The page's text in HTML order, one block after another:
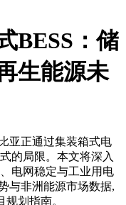
BESS：储
生能源未
亚正通过集装箱式电
的局限。本文将深入
电网稳定与工业用电
与非洲能源市场数据,
划指南。